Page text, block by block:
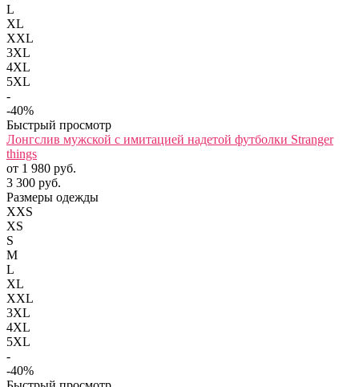
L
XL
XXL
3XL
4XL
5XL
-
-40%
Быстрый просмотр
Лонгслив мужской с имитацией надетой футболки Stranger
things
от 1 980 руб.
3 300 руб.
Размеры одежды
XXS
XS
S
M
L
XL
XXL
3XL
4XL
5XL
-
-40%